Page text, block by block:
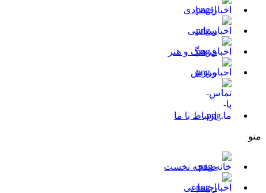
اقتصادی
سیاسی
فرهنگ و هنر
ورزش
ارتباط با ما
منو
صفحه نخست
اجتماعی